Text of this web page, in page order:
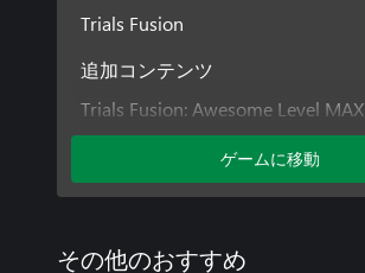
Trials Fusion
追加コンテンツ
Trials Fusion: Awesome Level MAX
Riders of the Rustland
Trials Fusion: After The Incident
Trials Fusion Season Pass
Trials Fusion: Welcome to the Abyss
ゲームに移動
その他のおすすめ